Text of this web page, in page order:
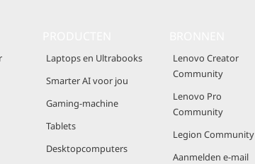
Laptops en Ultrabooks
Smarter AI voor jou
Gaming-machine
Tablets
Desktopcomputers
Lenovo Creator
Community
Lenovo Pro
Community
Legion Community
Aanmelden e-mail